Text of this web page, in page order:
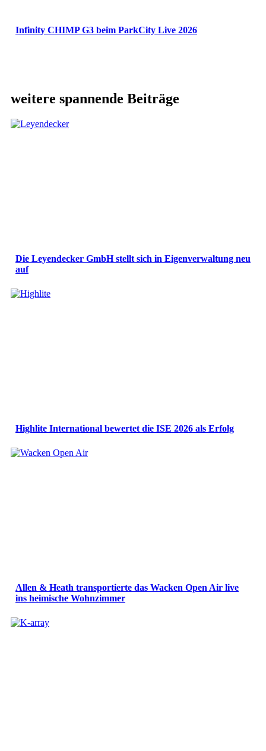
Infinity CHIMP G3 beim ParkCity Live 2026
weitere spannende Beiträge
Die Leyendecker GmbH stellt sich in Eigenverwaltung neu
auf
Highlite International bewertet die ISE 2026 als Erfolg
Allen & Heath transportierte das Wacken Open Air live
ins heimische Wohnzimmer